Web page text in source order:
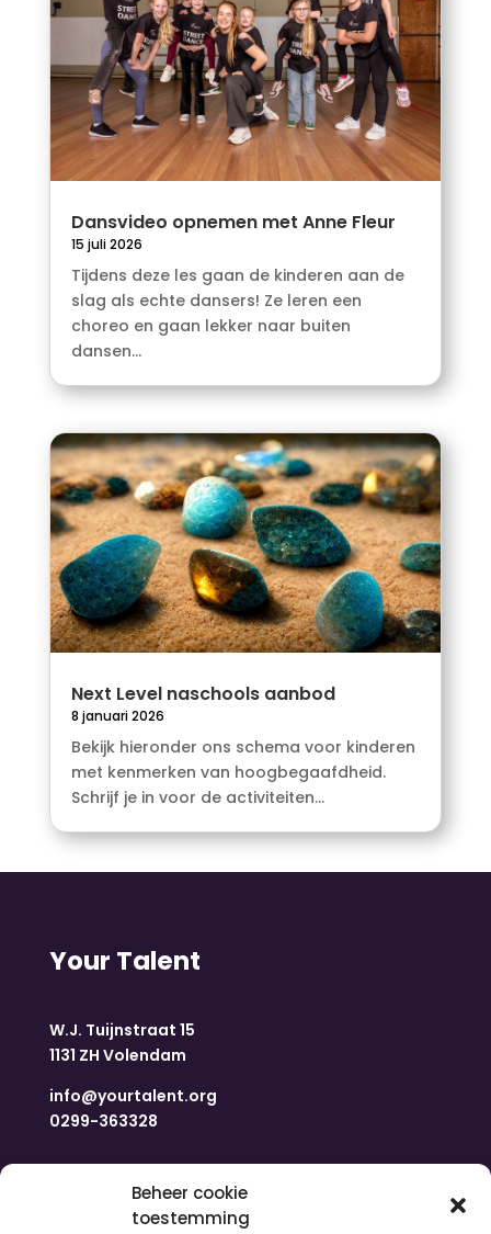
Beheer cookie
toestemming
Dansvideo opnemen met Anne Fleur
15 juli 2026
Tijdens deze les gaan de kinderen aan de
slag als echte dansers! Ze leren een
choreo en gaan lekker naar buiten
dansen...
Next Level naschools aanbod
8 januari 2026
Bekijk hieronder ons schema voor kinderen
met kenmerken van hoogbegaafdheid.
Schrijf je in voor de activiteiten...
Your Talent
W.J. Tuijnstraat 15
1131 ZH Volendam
info@yourtalent.org
0299-363328
Navigatie